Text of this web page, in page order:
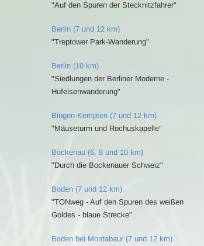
"Auf den Spuren der Stecknitzfahrer"
Berlin (7 und 12 km)
"Treptower Park-Wanderung"
Berlin (10 km)
"Siedlungen der Berliner Moderne -
Hufeisenwanderung"
Bingen-Kempten (7 und 12 km)
"Mäuseturm und Rochuskapelle"
Bockenau (6, 8 und 10 km)
"Durch die Bockenauer Schweiz"
Boden (7 und 12 km)
"TONweg - Auf den Spuren des weißen
Goldes - blaue Strecke"
Boden bei Montabaur (7 und 12 km)